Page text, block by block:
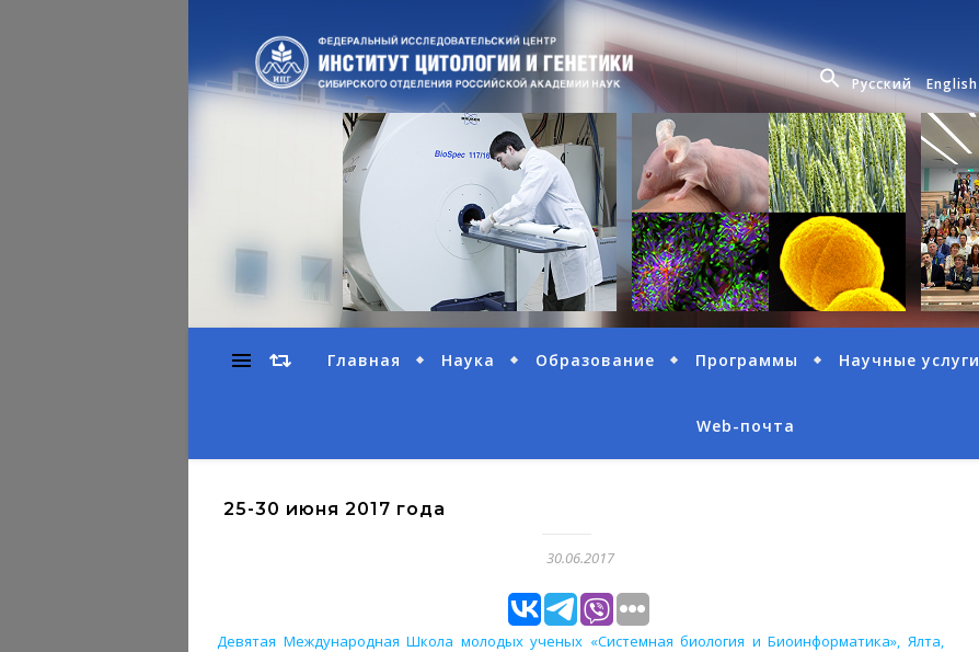
Русский English
Главная Наука Образование Программы Научные услуги
Web-почта
25-30 июня 2017 года
30.06.2017
Девятая Международная Школа молодых ученых «Системная биология и Биоинформатика», Ялта,